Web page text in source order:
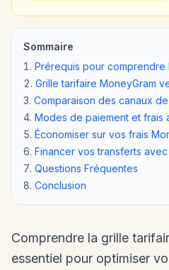
Sommaire
Prérequis pour comprendre
Grille tarifaire MoneyGram
Comparaison des canaux
Modes de paiement et frais
Économiser sur vos frais
Financer vos transferts
Questions Fréquentes
Conclusion
Comprendre la grille
essentiel pour optimiser